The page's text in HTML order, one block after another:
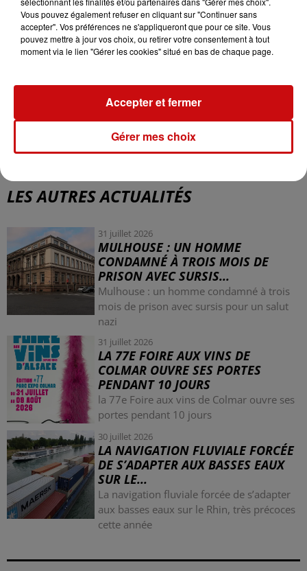
Plan Climat Strasbourg
LES AUTRES ACTUALITÉS
31 juillet 2026
MULHOUSE : UN HOMME
CONDAMNÉ À TROIS MOIS DE
PRISON AVEC SURSIS...
Mulhouse : un homme condamné à trois
mois de prison avec sursis pour un salut
nazi
31 juillet 2026
LA 77E FOIRE AUX VINS DE
COLMAR OUVRE SES PORTES
PENDANT 10 JOURS
la 77e Foire aux vins de Colmar ouvre ses
portes pendant 10 jours
30 juillet 2026
LA NAVIGATION FLUVIALE FORCÉE
DE S’ADAPTER AUX BASSES EAUX
SUR LE...
La navigation fluviale forcée de s’adapter
aux basses eaux sur le Rhin, très précoces
cette année
Vous pouvez également refuser en cliquant sur "Continuer sans
accepter". Vos préférences ne s'appliqueront que pour ce site. Vous
pouvez mettre à jour vos choix, ou retirer votre consentement à tout
moment via le lien "Gérer les cookies" situé en bas de chaque page.
Gérer mes choix
Accepter et fermer